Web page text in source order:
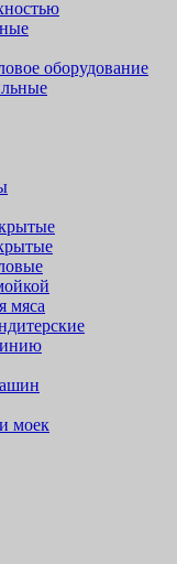
оборудование
мяса
моек